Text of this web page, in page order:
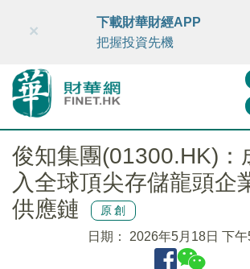
財華智庫網 FINTV FINMETA
×
下載財華財經APP
把握投資先機
俊知集團(01300.HK)：
入全球頂尖存儲龍頭企
供應鏈
原創
日期： 2026年5月18日 下午